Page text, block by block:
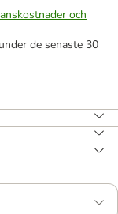
och
de senaste 30